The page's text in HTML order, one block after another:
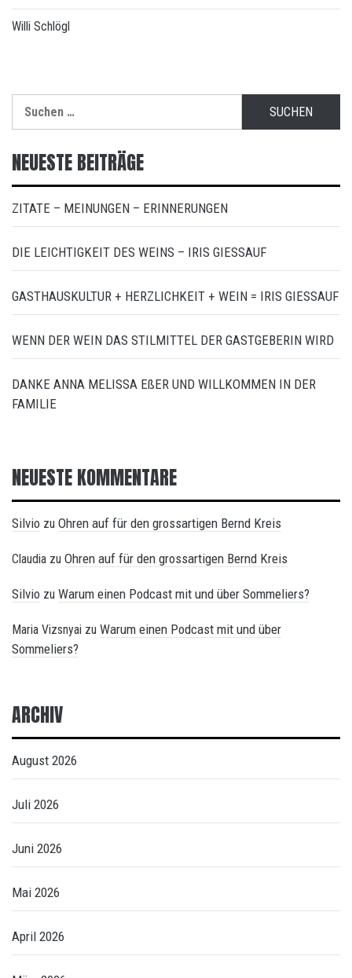
Willi Schlögl
nach:
NEUESTE BEITRÄGE
ZITATE – MEINUNGEN – ERINNERUNGEN
DIE LEICHTIGKEIT DES WEINS – IRIS GIESSAUF
GASTHAUSKULTUR + HERZLICHKEIT + WEIN = IRIS GIESSAUF
WENN DER WEIN DAS STILMITTEL DER GASTGEBERIN WIRD
DANKE ANNA MELISSA EßER UND WILLKOMMEN IN DER
FAMILIE
NEUESTE KOMMENTARE
Silvio zu Ohren auf für den grossartigen Bernd Kreis
Claudia zu Ohren auf für den grossartigen Bernd Kreis
Silvio zu Warum einen Podcast mit und über Sommeliers?
Maria Vizsnyai zu Warum einen Podcast mit und über
Sommeliers?
ARCHIV
August 2026
Juli 2026
Juni 2026
Mai 2026
April 2026